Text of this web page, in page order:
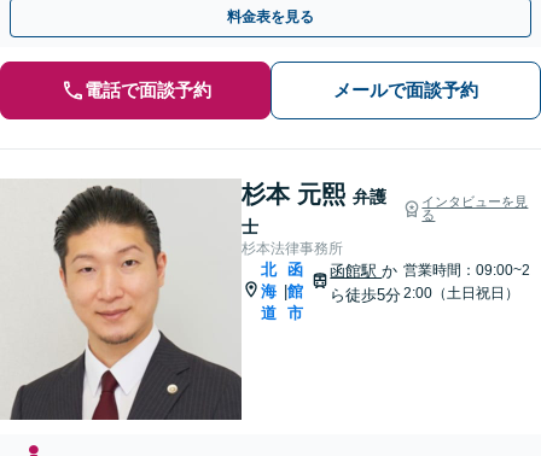
料金表を見る
電話で面談予約 メールで面談予約
杉本 元熙 弁護
士
インタビューを見
る
杉本法律事務所
北
海
道
|
函
館
市
函館駅か
ら徒歩5分
営業時間：09:00~2
2:00（土日祝日）